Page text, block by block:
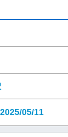
2025/05/11